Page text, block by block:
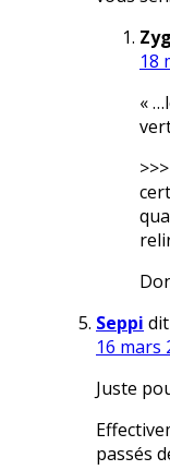
18
«
Seppi dit
16 mars
Juste
passés